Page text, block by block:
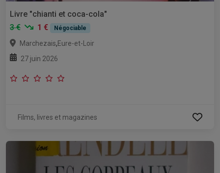
Livre "chianti et coca-cola"
3 €
1 € Négociable
Marchezais,Eure-et-Loir
27 juin 2026
Films, livres et magazines